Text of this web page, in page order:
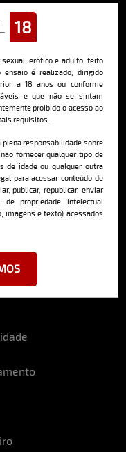
18
sexual, erótico e adulto, feito
ensaio é realizado, dirigido
a 18 anos ou conforme
e que não se sintam
proibido o acesso ao
requisitos.
plena responsabilidade sobre
fornecer qualquer tipo de
de idade ou qualquer outra
para acessar conteúdo de
publicar, republicar, enviar
propriedade intelectual
imagens e texto) acessados
revista masculina digital
exclusivos de alta
saúde, esportes, moda,
a mais
da internet
da Bella da Semana